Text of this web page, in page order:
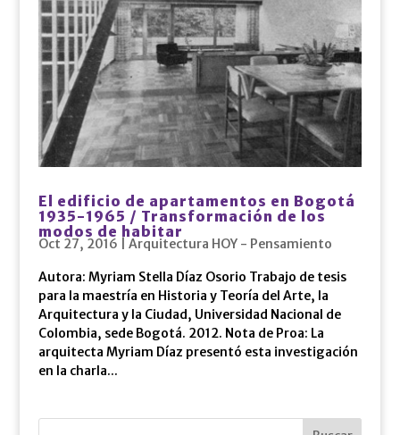
El edificio de apartamentos en Bogotá
1935-1965 / Transformación de los
modos de habitar
Oct 27, 2016 Arquitectura HOY - Pensamiento
Autora: Myriam Stella Díaz Osorio Trabajo de tesis
para la maestría en Historia y Teoría del Arte, la
Arquitectura y la Ciudad, Universidad Nacional de
Colombia, sede Bogotá. 2012. Nota de Proa: La
arquitecta Myriam Díaz presentó esta investigación
en la charla...